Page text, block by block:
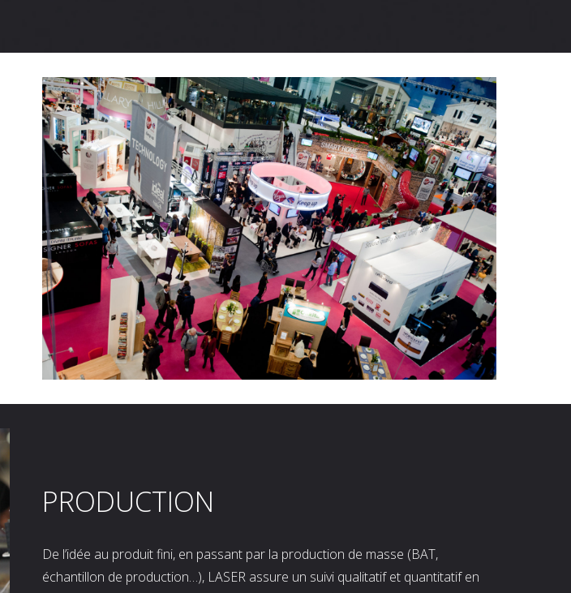
PRODUCTION
De l’idée au produit fini, en passant par la production de masse (BAT,
échantillon de production…), LASER assure un suivi qualitatif et quantitatif en